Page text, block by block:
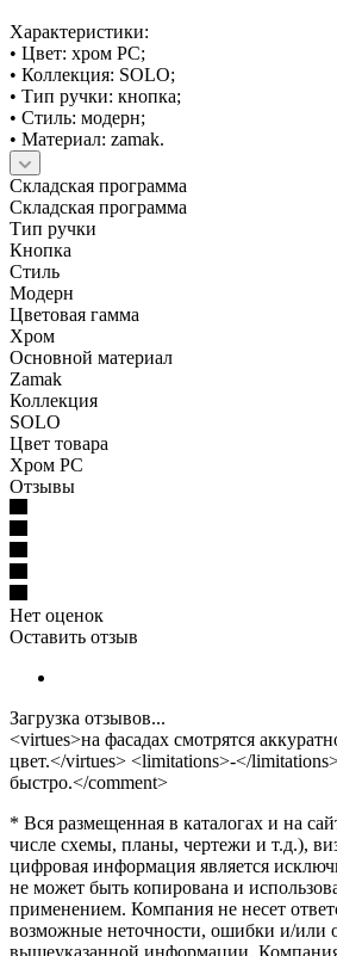
Характеристики:
• Цвет: хром PC;
• Коллекция: SOLO;
• Тип ручки: кнопка;
• Стиль: модерн;
• Материал: zamak.
Складская программа
Складская программа
Тип ручки
Кнопка
Стиль
Модерн
Цветовая гамма
Хром
Основной материал
Zamak
Коллекция
SOLO
Цвет товара
Хром PC
Отзывы
Нет оценок
Оставить отзыв
Загрузка отзывов...
<virtues>на фасадах смотрятся
цвет.</virtues> <limitations>-</
быстро.</comment>
* Вся размещенная в каталогах и на
числе схемы, планы, чертежи и т.д.),
цифровая информация является
не может быть копирована и
применением. Компания не несет
возможные неточности, ошибки и/или
вышеуказанной информации.